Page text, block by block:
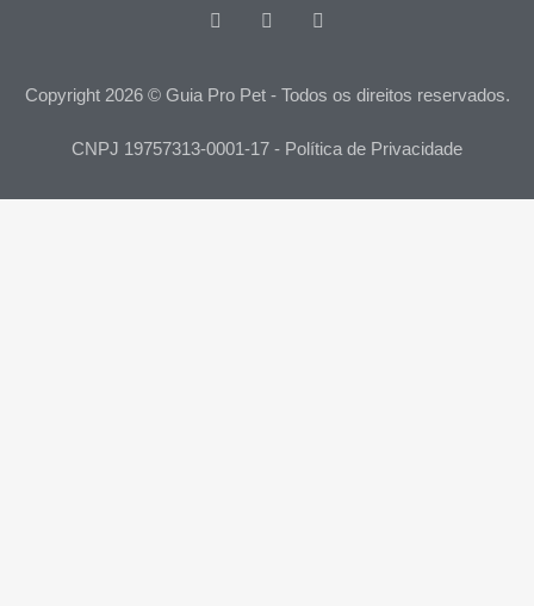
Copyright 2026 © Guia Pro Pet - Todos os direitos reservados.
CNPJ 19757313-0001-17 - Política de Privacidade